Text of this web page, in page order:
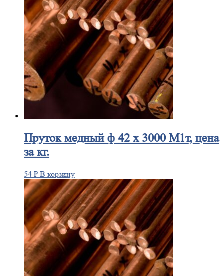
Прутокмедный ф 42 х 3000 М1т, цена
за кг.
54 ₽ В корзину